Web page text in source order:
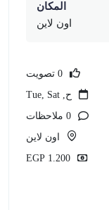
المكان
اون لاين
0 تصويت
ح, Tue, Sat
0 ملاحظات
اون لاين
1.200 EGP